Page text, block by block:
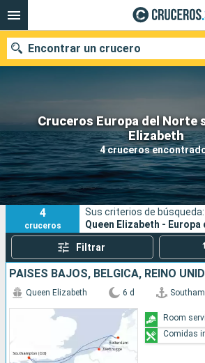
Cruceros Europa del Norte
Elizabeth
4 cruceros
Encontrar un crucero
Nuestros destinos
Fecha de salida
Puertos
4
cruceros
Sus criterios de búsqueda:
Queen Elizabeth -
Filtrar
PAISES BAJOS, BÉLGICA, REINO
Queen Elizabeth 6 d
Room
Comidas